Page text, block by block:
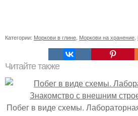
Категории: Моркови в глине Моркови на хранение
Читайте также
Побег в виде схемы.